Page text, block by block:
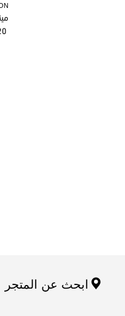
ابحث عن المتجر